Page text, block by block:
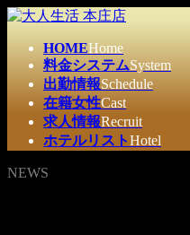
コ
ッ
ナ
移
HOMEHome
料金システムSystem
出勤情報Schedule
在籍女性Cast
求人情報Recruit
ホテルリストHotel
NEWS